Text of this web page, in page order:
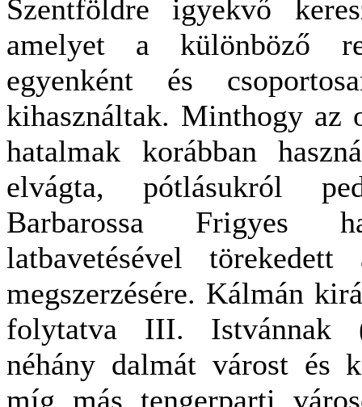
Szentföldre igyekvő
amelyet a különböző
egyenként és
kihasználtak. Minthogy az
hatalmak korábban
elvágta, pótlásukról
Barbarossa Frigyes
latbavetésével
megszerzésére. Kálmán
folytatva III. Istvánnak
néhány dalmát várost és
míg más tengerparti